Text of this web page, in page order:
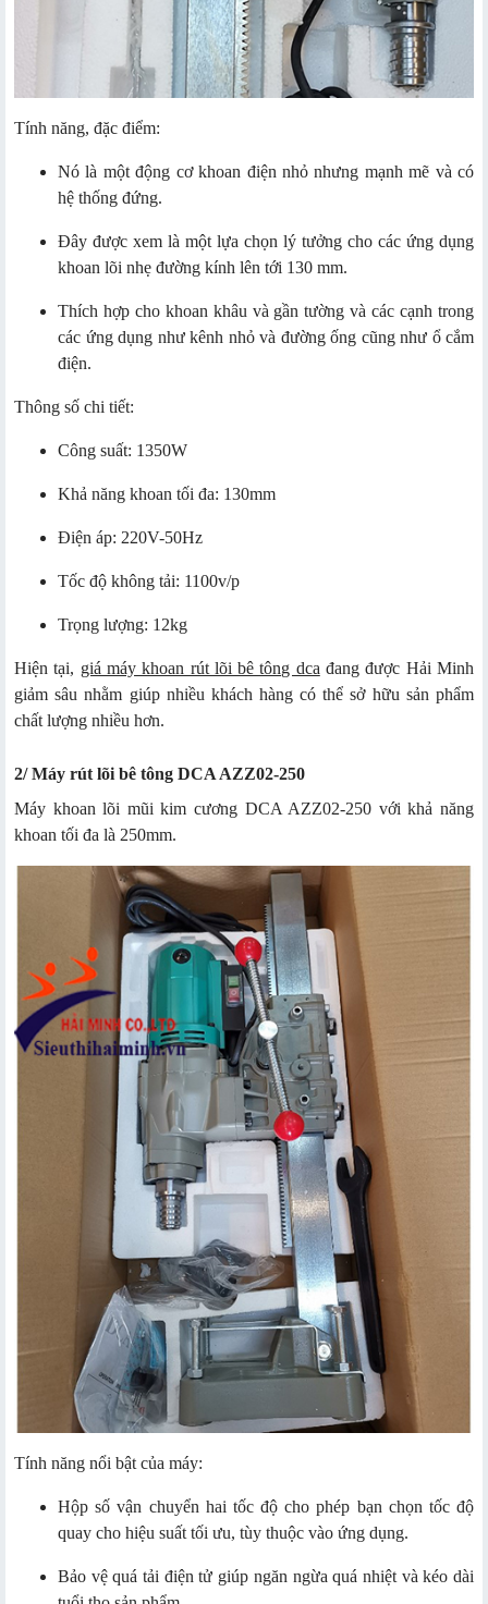
Tính năng, đặc điểm:
Nó là một động cơ khoan điện nhỏ nhưng mạnh mẽ và có
hệ thống đứng.
Đây được xem là một lựa chọn lý tưởng cho các ứng dụng
khoan lõi nhẹ đường kính lên tới 130 mm.
Thích hợp cho khoan khâu và gần tường và các cạnh trong
các ứng dụng như kênh nhỏ và đường ống cũng như ổ cắm
điện.
Thông số chi tiết:
Công suất: 1350W
Khả năng khoan tối đa: 130mm
Điện áp: 220V-50Hz
Tốc độ không tải: 1100v/p
Trọng lượng: 12kg
Hiện tại, giá máy khoan rút lõi bê tông dca đang được Hải Minh
giảm sâu nhằm giúp nhiều khách hàng có thể sở hữu sản phẩm
chất lượng nhiều hơn.
2/ Máy rút lõi bê tông DCA AZZ02-250
Máy khoan lõi mũi kim cương DCA AZZ02-250 với khả năng
khoan tối đa là 250mm.
Tính năng nổi bật của máy:
Hộp số vận chuyển hai tốc độ cho phép bạn chọn tốc độ
quay cho hiệu suất tối ưu, tùy thuộc vào ứng dụng.
Bảo vệ quá tải điện tử giúp ngăn ngừa quá nhiệt và kéo dài